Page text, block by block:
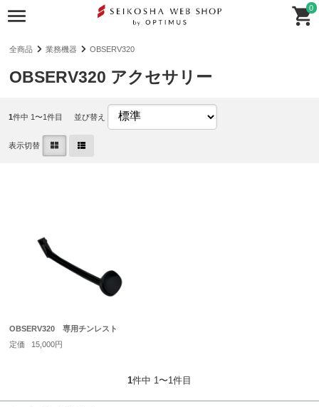
0
全商品 業務機器 OBSERV320
OBSERV320 アクセサリー
1件中 1〜1件目 並び替え
表示切替
OBSERV320 専用チンレスト
定価
15,000円
1件中 1〜1件目